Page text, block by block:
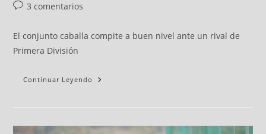
3 comentarios
El conjunto caballa compite a buen nivel ante un rival de
Primera División
Continuar Leyendo